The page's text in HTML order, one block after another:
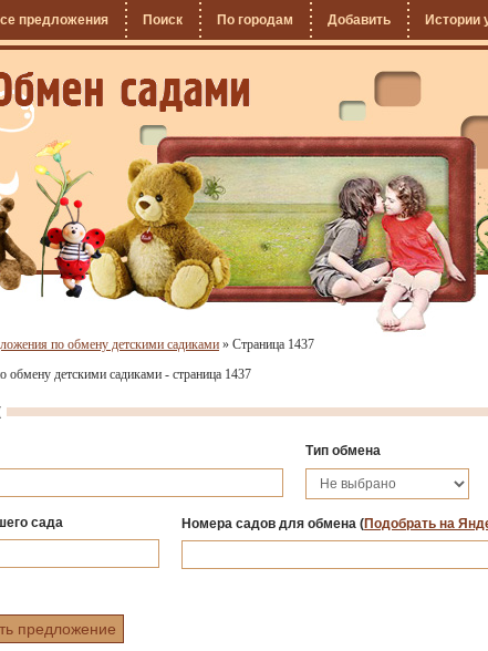
предложения Поиск По городам Добавить Истории
по обмену детскими садиками » Страница 1437
обмену детскими садиками - страница 1437
Тип обмена
сада Номера садов для обмена(Подобрать на
предложение